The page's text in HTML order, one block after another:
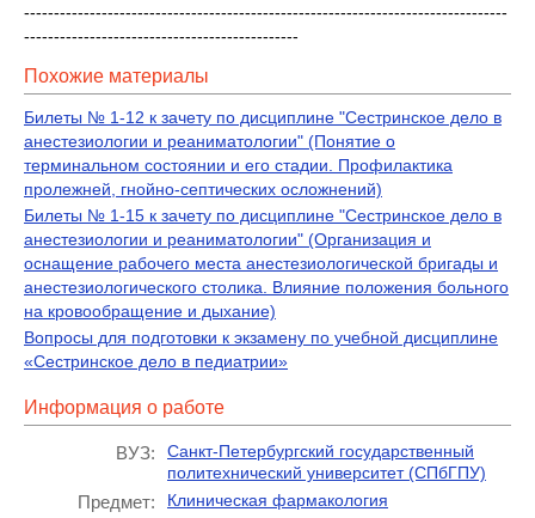
---------------------------------------------------------------------------------
----------------------------------------------
Похожие материалы
Билеты № 1-12 к зачету по дисциплине "Сестринское дело в
анестезиологии и реаниматологии" (Понятие о
терминальном состоянии и его стадии. Профилактика
пролежней, гнойно-септических осложнений)
Билеты № 1-15 к зачету по дисциплине "Сестринское дело в
анестезиологии и реаниматологии" (Организация и
оснащение рабочего места анестезиологической бригады и
анестезиологического столика. Влияние положения больного
на кровообращение и дыхание)
Вопросы для подготовки к экзамену по учебной дисциплине
«Сестринское дело в педиатрии»
Информация о работе
ВУЗ:
Санкт-Петербургский государственный
политехнический университет (СПбГПУ)
Предмет: Клиническая фармакология